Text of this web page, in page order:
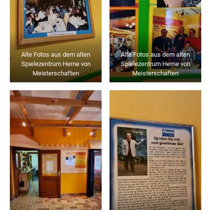
Alte Fotos aus dem alten
Spielezentrum Herne von
Meisterschaften
Alte Fotos aus dem alten
Spielezentrum Herne von
Meisterschaften